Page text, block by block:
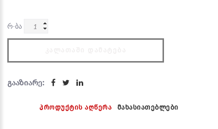
რ-ბა
გააზიარე:
პროდუქტის აღწერა მახასიათებლები